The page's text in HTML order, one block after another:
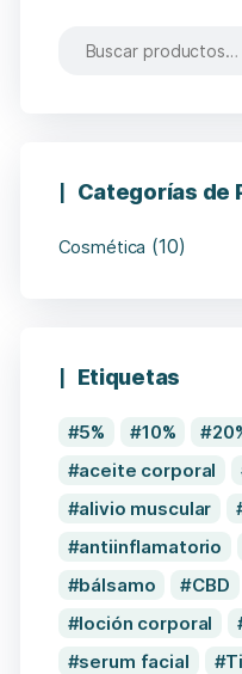
Categorías de
Cosmética (10)
Etiquetas
5% 10%
aceite corporal
alivio muscular
antiinflamatorio
bálsamo
CBD
loción corporal
serum facial